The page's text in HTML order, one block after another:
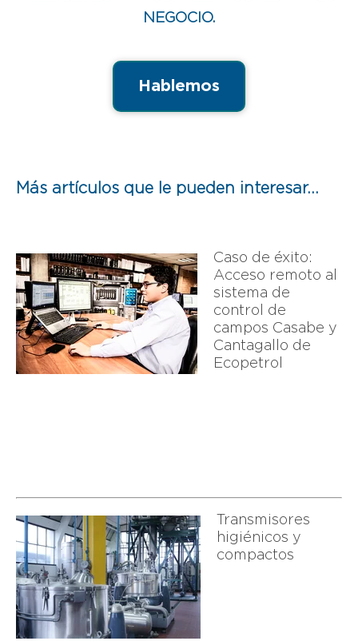
NEGOCIO.
Hablemos
Más artículos que le pueden interesar...
Caso de éxito:
Acceso remoto al
sistema de
control de
campos Casabe y
Cantagallo de
Ecopetrol
Transmisores
higiénicos y
compactos